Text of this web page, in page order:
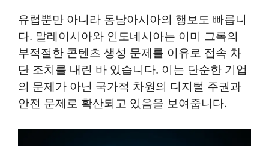
유럽뿐만 아니라 동남아시아의 행보도 빠릅니
다. 말레이시아와 인도네시아는 이미 그록의
부적절한 콘텐츠 생성 문제를 이유로 접속 차
단 조치를 내린 바 있습니다. 이는 단순한 기업
의 문제가 아닌 국가적 차원의 디지털 주권과
안전 문제로 확산되고 있음을 보여줍니다.